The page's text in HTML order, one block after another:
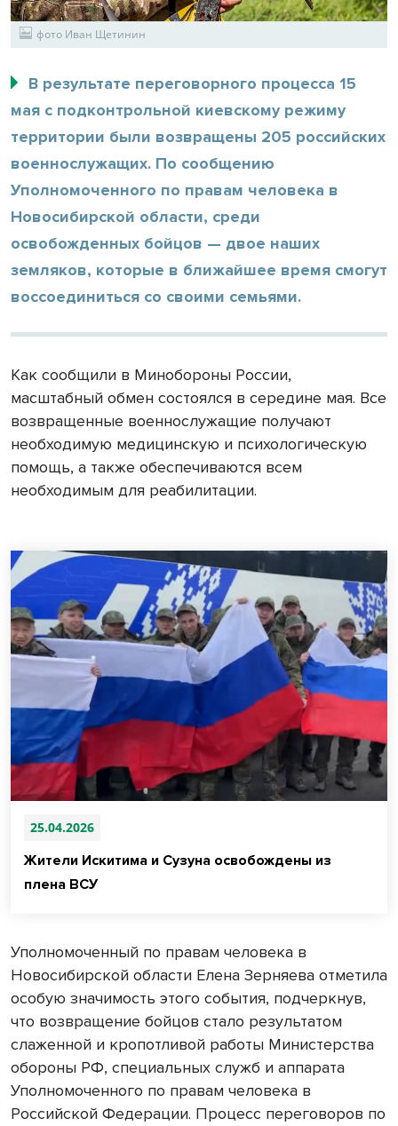
фото Иван Щетинин
В результате переговорного процесса 15
мая с подконтрольной киевскому режиму
территории были возвращены 205 российских
военнослужащих. По сообщению
Уполномоченного по правам человека в
Новосибирской области, среди
освобожденных бойцов — двое наших
земляков, которые в ближайшее время смогут
воссоединиться со своими семьями.
Как сообщили в Минобороны России,
масштабный обмен состоялся в середине мая. Все
возвращенные военнослужащие получают
необходимую медицинскую и психологическую
помощь, а также обеспечиваются всем
необходимым для реабилитации.
25.04.2026
Жители Искитима и Сузуна освобождены из
плена ВСУ
Уполномоченный по правам человека в
Новосибирской области Елена Зерняева отметила
особую значимость этого события, подчеркнув,
что возвращение бойцов стало результатом
слаженной и кропотливой работы Министерства
обороны РФ, специальных служб и аппарата
Уполномоченного по правам человека в
Российской Федерации. Процесс переговоров по